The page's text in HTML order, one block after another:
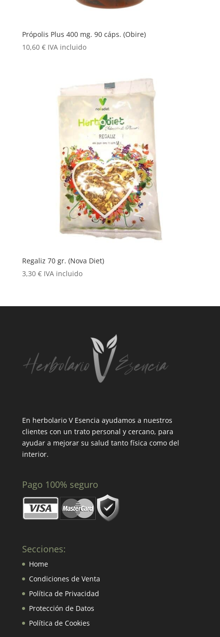
Própolis Plus 400 mg. 90 cáps. (Obire)
10,60 € IVA incluido
Regaliz 70 gr. (Nova Diet)
3,30 € IVA incluido
En herbolario V Esencia ayudamos a nuestros
clientes con un trato personal y cercano, para
ayudar a mejorar su salud tanto física como del
interior.
Pago 100% seguro
Secciones:
Home
Condiciones de Venta
Política de Privacidad
Protección de Datos
Política de Cookies